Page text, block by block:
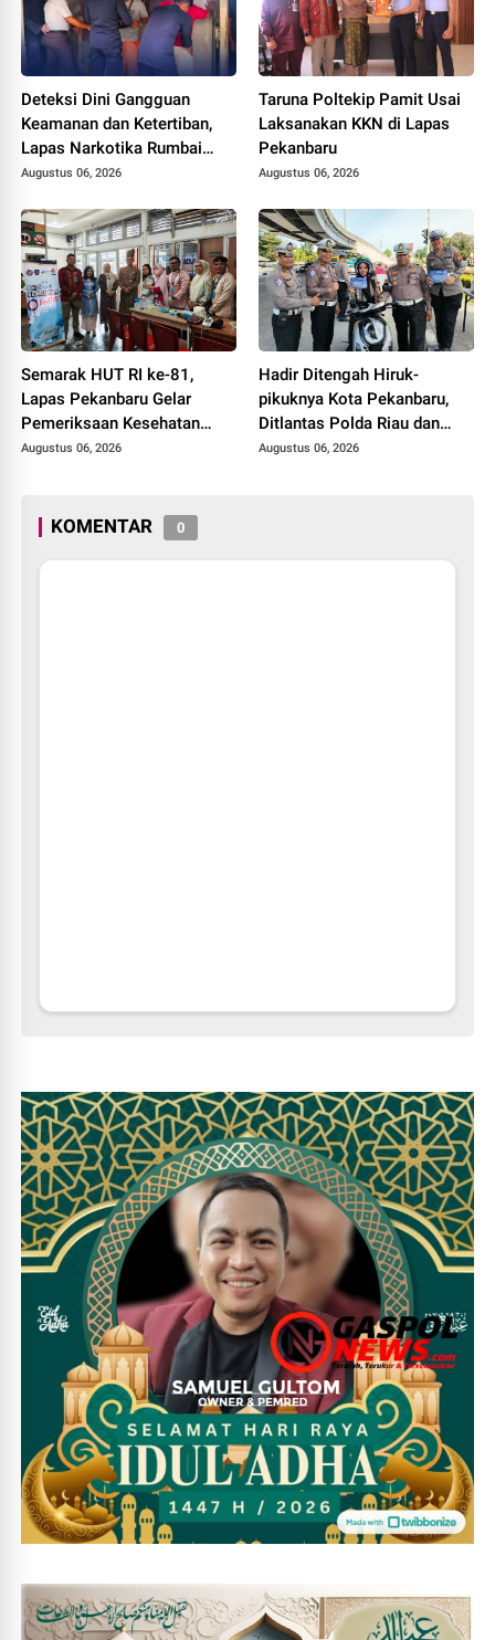
Deteksi Dini Gangguan
Keamanan dan Ketertiban,
Lapas Narkotika Rumbai
Gelar Razia Rutin Blok
Augustus 06, 2026
Taruna Poltekip Pamit Usai
Laksanakan KKN di Lapas
Pekanbaru
Augustus 06, 2026
Semarak HUT RI ke-81,
Lapas Pekanbaru Gelar
Pemeriksaan Kesehatan
Gratis untuk Warga Binaan
Augustus 06, 2026
Hadir Ditengah Hiruk-
pikuknya Kota Pekanbaru,
Ditlantas Polda Riau dan
Polantas KARIB Kobarkan
Augustus 06, 2026
KOMENTAR 0